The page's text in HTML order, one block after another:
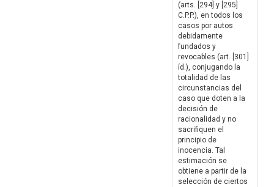
(arts. [294] y [295]
C.P.P.), en todos los
casos por autos
debidamente
fundados y
revocables (art. [301]
íd.), conjugando la
totalidad de las
circunstancias del
caso que doten a la
decisión de
racionalidad y no
sacrifiquen el
principio de
inocencia. Tal
estimación se
obtiene a partir de la
selección de ciertos